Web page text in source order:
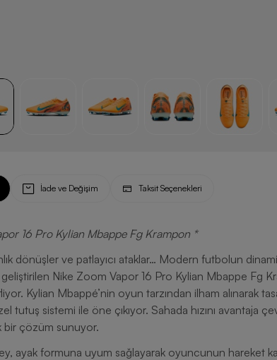
İade ve Değişim Taksit Seçenekleri
16 Pro Kylian Mbappe Fg Krampon *
dönüşler ve patlayıcı ataklar… Modern futbolun
Nike Zoom Vapor 16 Pro Kylian Mbappe Fg
Kylian Mbappé’nin oyun tarzından ilham alınarak
tutuş sistemi ile öne çıkıyor. Sahada hızını
bir çözüm sunuyor.
ayak formuna uyum sağlayarak oyuncunun hareket